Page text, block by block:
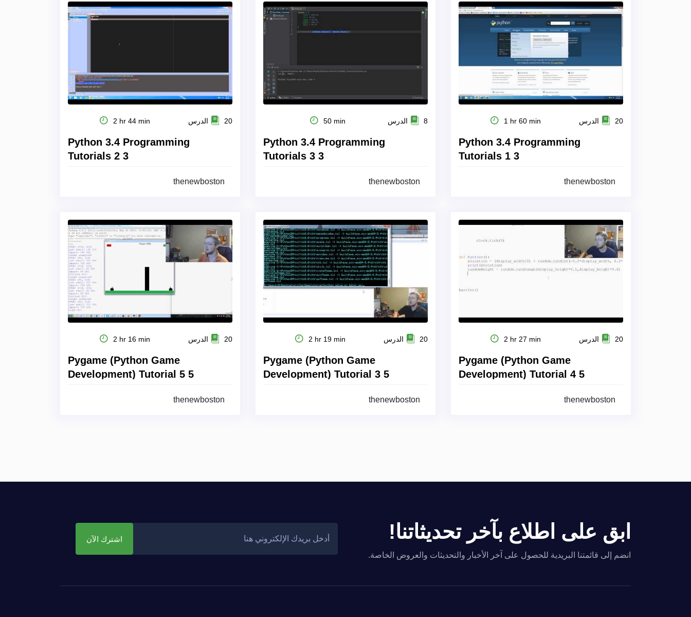
20 الدرس 1 hr 60 min
Python 3.4 Programming
Tutorials 1 3
thenewboston
8 الدرس 50 min
Python 3.4 Programming
Tutorials 3 3
thenewboston
20 الدرس 2 hr 44 min
Python 3.4 Programming
Tutorials 2 3
thenewboston
20 الدرس 2 hr 27 min
Pygame (Python Game
Development) Tutorial 4 5
thenewboston
20 الدرس 2 hr 19 min
Pygame (Python Game
Development) Tutorial 3 5
thenewboston
20 الدرس 2 hr 16 min
Pygame (Python Game
Development) Tutorial 5 5
thenewboston
ابق على اطلاع بآخر تحديثاتنا!
انضم إلى قائمتنا البريدية للحصول على آخر الأخبار والتحديثات والعروض الخاصة.
اشترك الآن